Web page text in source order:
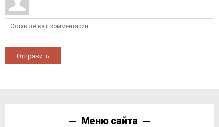
Отправить
Меню сайта